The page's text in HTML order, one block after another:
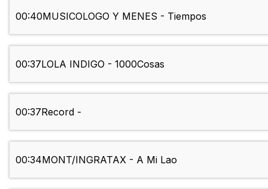
00:40MUSICOLOGO Y MENES - Tiempos
00:37LOLA INDIGO - 1000Cosas
00:37Record -
00:34MONT/INGRATAX - A Mi Lao